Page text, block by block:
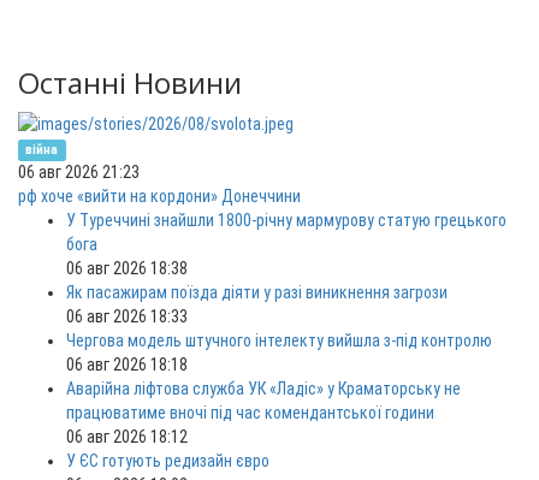
Останні Новини
війна
06 авг 2026 21:23
рф хоче «вийти на кордони» Донеччини
У Туреччині знайшли 1800-річну мармурову статую грецького
бога
06 авг 2026 18:38
Як пасажирам поїзда діяти у разі виникнення загрози
06 авг 2026 18:33
Чергова модель штучного інтелекту вийшла з-під контролю
06 авг 2026 18:18
Аварійна ліфтова служба УК «Ладіс» у Краматорську не
працюватиме вночі під час комендантської години
06 авг 2026 18:12
У ЄС готують редизайн євро